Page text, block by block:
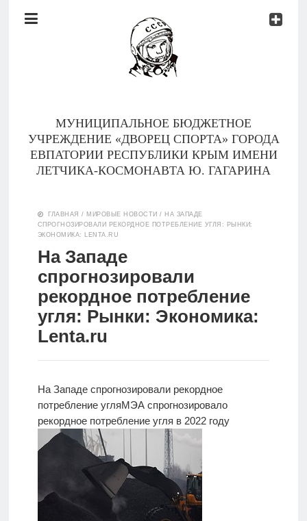
Документы
МУНИЦИПАЛЬНОЕ БЮДЖЕТНОЕ
УЧРЕЖДЕНИЕ «ДВОРЕЦ СПОРТА» ГОРОДА
ЕВПАТОРИИ РЕСПУБЛИКИ КРЫМ ИМЕНИ
ЛЕТЧИКА-КОСМОНАВТА Ю. ГАГАРИНА
Тренеры
Контакты
Новости
Родителям
О
Версия для
слабовидящих
ГЛАВНАЯ / МИРОВЫЕ НОВОСТИ / НА ЗАПАДЕ
СПРОГНОЗИРОВАЛИ РЕКОРДНОЕ ПОТРЕБЛЕНИЕ УГЛЯ: РЫНКИ:
ЭКОНОМИКА: LENTA.RU
На Западе
спрогнозировали
рекордное потребление
угля: Рынки: Экономика:
Lenta.ru
На Западе спрогнозировали рекордное
потребление угляМЭА спрогнозировало
рекордное потребление угля в 2022 году